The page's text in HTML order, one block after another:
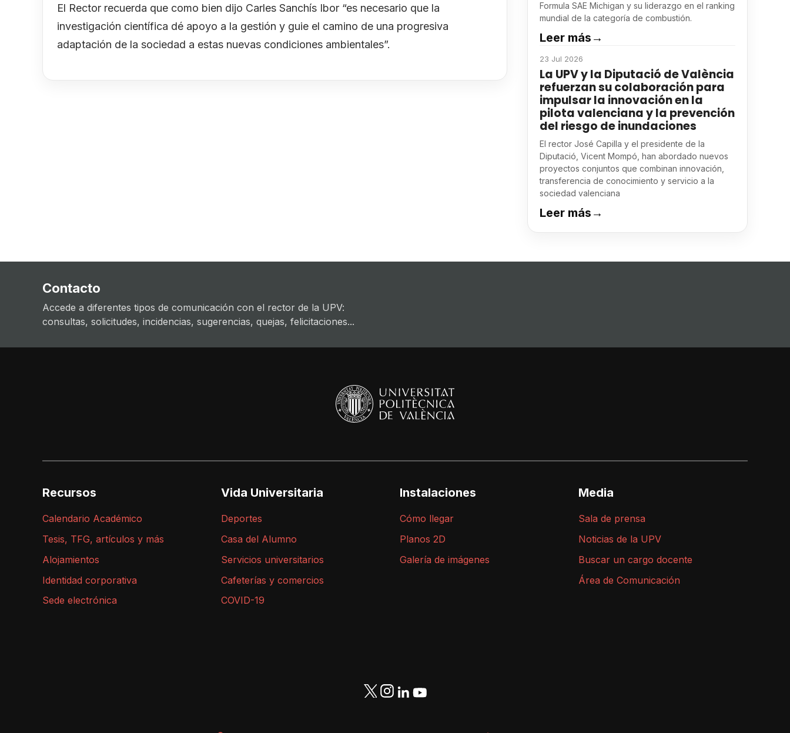
El Rector recuerda que como bien dijo Carles Sanchís Ibor “es necesario que la
investigación científica dé apoyo a la gestión y guie el camino de una progresiva
adaptación de la sociedad a estas nuevas condiciones ambientales”.
Formula SAE Michigan y su liderazgo en el ranking
mundial de la categoría de combustión.
Leer más →
23 Jul 2026
La UPV y la Diputació de València
refuerzan su colaboración para
impulsar la innovación en la
pilota valenciana y la prevención
del riesgo de inundaciones
El rector José Capilla y el presidente de la
Diputació, Vicent Mompó, han abordado nuevos
proyectos conjuntos que combinan innovación,
transferencia de conocimiento y servicio a la
sociedad valenciana
Leer más →
Contacto
Accede a diferentes tipos de comunicación con el rector de la UPV:
consultas, solicitudes, incidencias, sugerencias, quejas, felicitaciones...
Recursos
Calendario Académico
Tesis, TFG, artículos y más
Alojamientos
Identidad corporativa
Sede electrónica
Vida Universitaria
Deportes
Casa del Alumno
Servicios universitarios
Cafeterías y comercios
COVID-19
Instalaciones
Cómo llegar
Planos 2D
Galería de imágenes
Media
Sala de prensa
Noticias de la UPV
Buscar un cargo docente
Área de Comunicación